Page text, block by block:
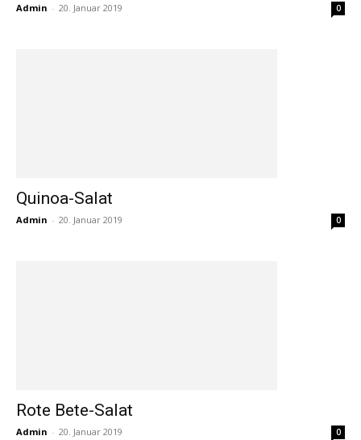
Admin - 20. Januar 2019 0
Quinoa-Salat
Admin - 20. Januar 2019 0
Rote Bete-Salat
Admin - 20. Januar 2019 0